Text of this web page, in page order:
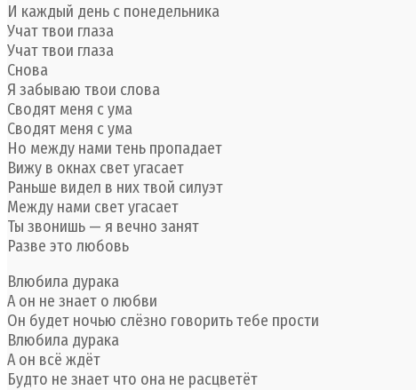
И каждый день с понедельника
Учат твои глаза
Учат твои глаза
Снова
Я забываю твои слова
Сводят меня с ума
Сводят меня с ума
Но между нами тень пропадает
Вижу в окнах свет угасает
Раньше видел в них твой силуэт
Между нами свет угасает
Ты звонишь — я вечно занят
Разве это любовь
Влюбила дурака
А он не знает о любви
Он будет ночью слёзно говорить тебе прости
Влюбила дурака
А он всё ждёт
Будто не знает что она не расцветёт